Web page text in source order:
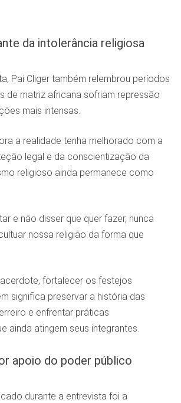
da intolerância religiosa
Pai Cliger também relembrou períodos
de matriz africana sofriam repressão
mais intensas.
a realidade tenha melhorado com a
legal e da conscientização da
religioso ainda permanece como
e não disser que quer fazer, nunca
nossa religião da forma que
fortalecer os festejos
significa preservar a história das
e enfrentar práticas
ainda atingem seus integrantes.
apoio do poder público
durante a entrevista foi a